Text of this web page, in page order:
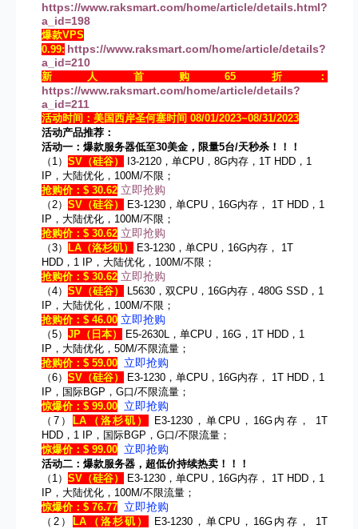
https://www.raksmart.com/home/article/details.html?
a_id=198
爆款VPS
0.99: https://www.raksmart.com/home/article/details?
a_id=210
新人首购65折：
https://www.raksmart.com/home/article/details?
a_id=211
活动时间：美国西岸圣何塞时间 08/01/2023~08/31/2023
活动产品推荐：
活动一：爆款服务器低至30美金，限量5台/天秒杀！！！
（1） SV （硅谷）
I3-2120，单CPU，8G内存，1T HDD，1
IP，大陆优化，100M/不限；
抢购价：$ 30.62 立即抢购
（2） SV （硅谷）
E3-1230，单CPU，16G内存， 1T HDD，1
IP，大陆优化，100M/不限；
抢购价：$ 30.62 立即抢购
（3） LA （洛杉矶）
E3-1230，单CPU，16G内存， 1T
HDD，1 IP，大陆优化，100M/不限；
抢购价：$ 30.62 立即抢购
（4） SV （硅谷）
L5630，双CPU，16G内存，480G SSD，1
IP，大陆优化，100M/不限；
抢购价：$ 46.00 立即抢购
（5） JP （日本）
E5-2630L，单CPU，16G，1T HDD，1
IP，大陆优化，50M/不限流量；
抢购价：$ 59.00 立即抢购
（6） SV （硅谷）
E3-1230，单CPU，16G内存， 1T HDD，1
IP，国际BGP，G口/不限流量；
惊爆价：$ 99.00 立即抢购
（7） LA （洛杉矶）
E3-1230，单CPU，16G内存， 1T
HDD，1 IP，国际BGP，G口/不限流量；
惊爆价：$ 99.00 立即抢购
活动二：爆款服务器，超低价持续热卖！！！
（1） SV （硅谷）
E3-1230，单CPU，16G内存， 1T HDD，1
IP，大陆优化，100M/不限流量；
惊爆价：$ 76.77 立即抢购
（2） LA （洛杉矶）
E3-1230，单CPU，16G内存， 1T